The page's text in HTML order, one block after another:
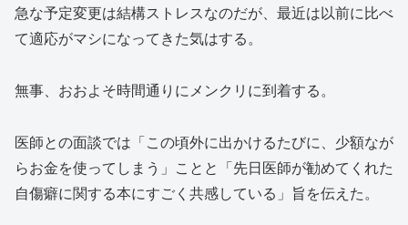
急な予定変更は結構ストレスなのだが、最近は以前に比べ
て適応がマシになってきた気はする。
無事、おおよそ時間通りにメンクリに到着する。
医師との面談では「この頃外に出かけるたびに、少額なが
らお金を使ってしまう」ことと「先日医師が勧めてくれた
自傷癖に関する本にすごく共感している」旨を伝えた。